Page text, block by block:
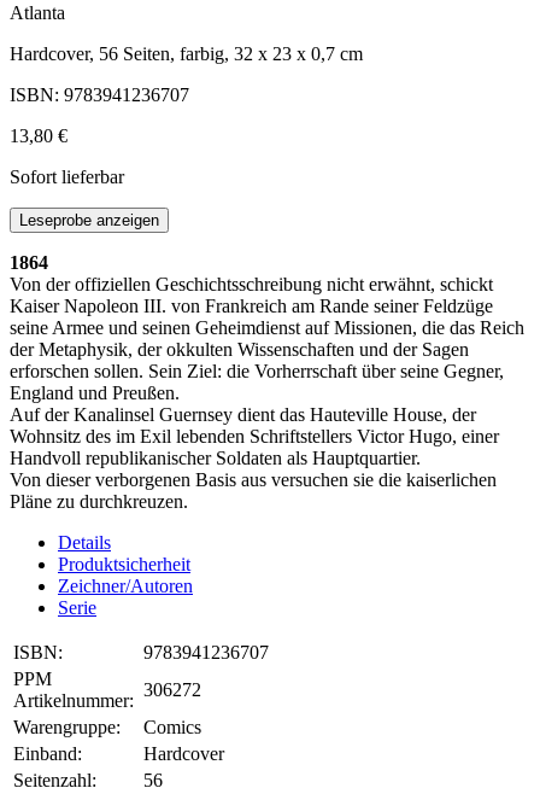
Atlanta
Hardcover, 56 Seiten, farbig, 32 x 23 x 0,7 cm
ISBN: 9783941236707
13,80 €
Sofort lieferbar
Leseprobe anzeigen
1864
Von der offiziellen Geschichtsschreibung nicht erwähnt, schickt
Kaiser Napoleon III. von Frankreich am Rande seiner Feldzüge
seine Armee und seinen Geheimdienst auf Missionen, die das Reich
der Metaphysik, der okkulten Wissenschaften und der Sagen
erforschen sollen. Sein Ziel: die Vorherrschaft über seine Gegner,
England und Preußen.
Auf der Kanalinsel Guernsey dient das Hauteville House, der
Wohnsitz des im Exil lebenden Schriftstellers Victor Hugo, einer
Handvoll republikanischer Soldaten als Hauptquartier.
Von dieser verborgenen Basis aus versuchen sie die kaiserlichen
Pläne zu durchkreuzen.
Details
Produktsicherheit
Zeichner/Autoren
Serie
ISBN:
9783941236707
PPM
Artikelnummer:
306272
Warengruppe:
Comics
Einband:
Hardcover
Seitenzahl:
56